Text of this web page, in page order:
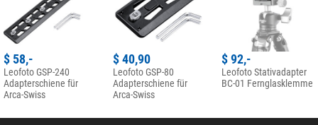
$ 58,-
Leofoto GSP-240
Adapterschiene für
Arca-Swiss
$ 40,90
Leofoto GSP-80
Adapterschiene für
Arca-Swiss
$ 92,-
Leofoto Stativadapter
BC-01 Fernglasklemme